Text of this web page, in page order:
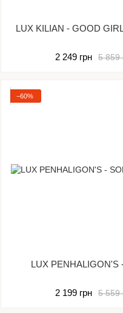
LUX KILIAN - GOOD
5 859
2 249 грн
−60%
LUX PENHALIGON'S
5 559
2 199 грн